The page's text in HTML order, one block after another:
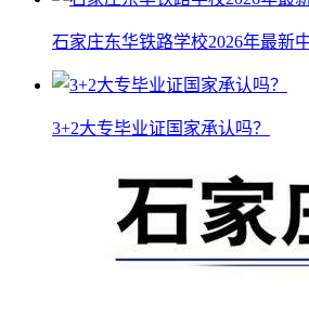
石家庄东华铁路学校2026年最新
3+2大专毕业证国家承认吗？